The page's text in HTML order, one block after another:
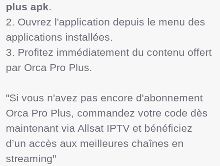
plus apk.
2. Ouvrez l'application depuis le menu des
applications installées.
3. Profitez immédiatement du contenu offert
par Orca Pro Plus.
"Si vous n'avez pas encore d'abonnement
Orca Pro Plus, commandez votre code dès
maintenant via Allsat IPTV et bénéficiez
d’un accès aux meilleures chaînes en
streaming"